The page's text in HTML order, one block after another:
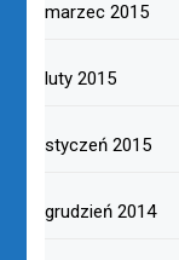
marzec 2015
luty 2015
styczeń 2015
grudzień 2014